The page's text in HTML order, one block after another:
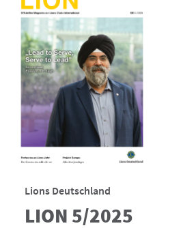
Lions Deutschland
LION 5/2025